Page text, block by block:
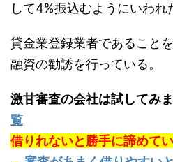
して4%振込むようにいわれ
貸金業登録業者であること
融資の勧誘を行っている。
激甘審査の会社は試してみ
覧
借りれないと勝手に諦めて